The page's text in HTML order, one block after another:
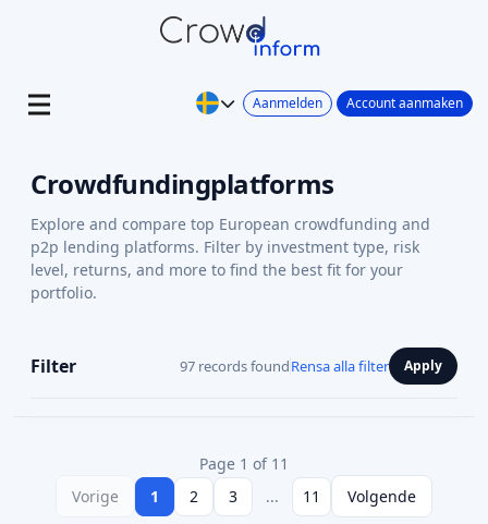
Aanmelden Account aanmaken
Crowdfundingplatforms
Explore and compare top European crowdfunding and
p2p lending platforms. Filter by investment type, risk
level, returns, and more to find the best fit for your
portfolio.
Filter 97 records foundRensa alla filter Apply
Page 1 of 11
Vorige
1 2 3 ... 11 Volgende